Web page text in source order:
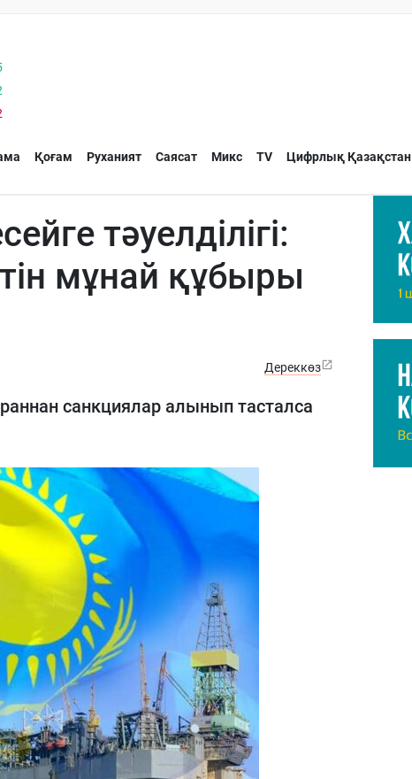
Қоғам Руханият Саясат Микс TV Цифрлық Қазақстан
тәуелділігі:
мұнай құбыры
Дереккөз
санкциялар алынып тасталса